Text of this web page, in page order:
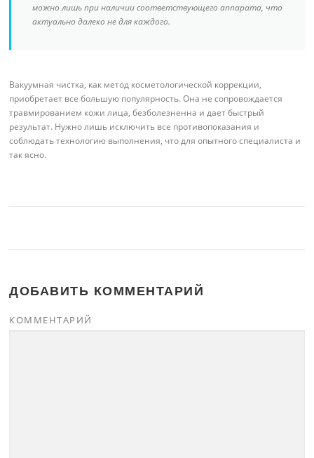
можно лишь при наличии соответствующего аппарата, что
актуально далеко не для каждого.
Вакуумная чистка, как метод косметологической коррекции,
приобретает все большую популярность. Она не сопровождается
травмированием кожи лица, безболезненна и дает быстрый
результат. Нужно лишь исключить все противопоказания и
соблюдать технологию выполнения, что для опытного специалиста и
так ясно.
ДОБАВИТЬ КОММЕНТАРИЙ
КОММЕНТАРИЙ